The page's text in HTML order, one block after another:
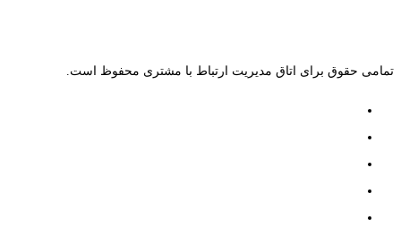
تمامی حقوق برای اتاق مدیریت ارتباط با مشتری محفوظ است.